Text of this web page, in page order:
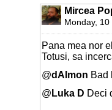
Mircea
Monday, 10
Pana mea nor
Totusi, sa
@dAImon Bad
@ Luka D Deci